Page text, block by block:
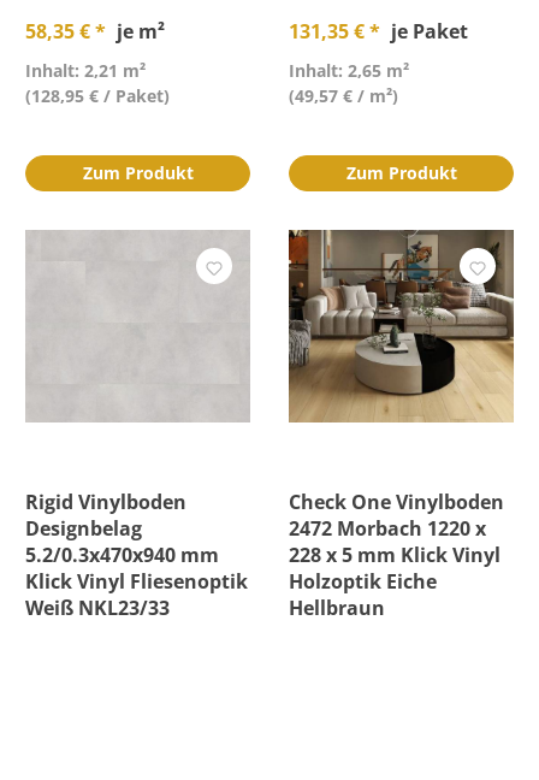
58,35 € * je m²
Inhalt: 2,21 m²
(128,95 € / Paket)
Zum Produkt
131,35 € * je Paket
Inhalt: 2,65 m²
(49,57 € / m²)
Zum Produkt
Rigid Vinylboden
Designbelag
5.2/0.3x470x940 mm
Klick Vinyl Fliesenoptik
Weiß NKL23/33
Check One Vinylboden
2472 Morbach 1220 x
228 x 5 mm Klick Vinyl
Holzoptik Eiche
Hellbraun